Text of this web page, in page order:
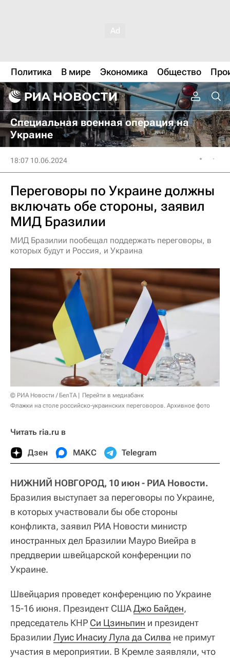
Политика В мире Экономика Общество
Специальная военная операция на
Украине
18:07 10.06.2024
Переговоры по Украине должны
включать обе стороны, заявил
МИД Бразилии
МИД Бразилии пообещал поддержать переговоры, в
которых будут и Россия, и Украина
© РИА Новости / БелТА
Перейти в медиабанк
Флажки на столе российско-украинских переговоров. Архивное фото
Читать ria.ru в
Дзен МАКС Telegram
НИЖНИЙ НОВГОРОД, 10 июн - РИА Новости.
Бразилия выступает за переговоры по Украине,
в которых участвовали бы обе стороны
конфликта, заявил РИА Новости министр
иностранных дел Бразилии Мауро Виейра в
преддверии швейцарской конференции по
Украине.
Швейцария проведет конференцию по Украине
15-16 июня. Президент СШАДжо Байден,
председатель КНР Си Цзиньпин и президент
Бразилии Луис Инасиу Лула да Силва не примут
участия в мероприятии. В Кремле заявляли, что